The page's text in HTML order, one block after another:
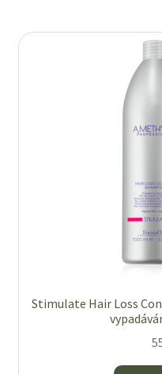
Stimulate Hair Loss